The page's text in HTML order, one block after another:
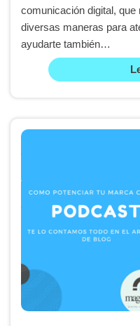
comunicación digital,
diversas maneras para
ayudarte también…